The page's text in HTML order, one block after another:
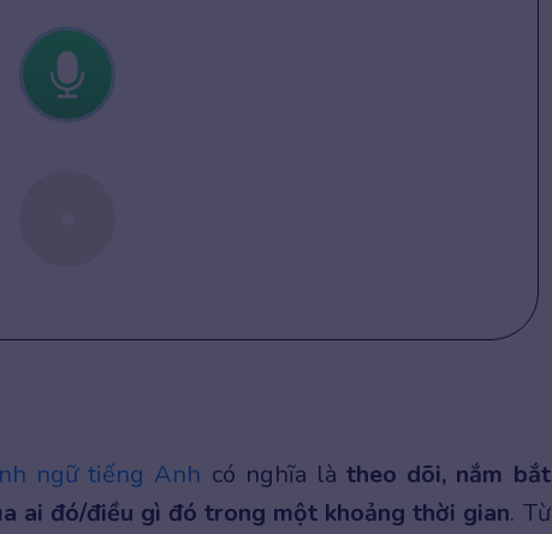
ngữ tiếng Anh có nghĩa làtheo dõi, nắm bắt
ai đó/điều gì đó trong một khoảng thời gian. Từ